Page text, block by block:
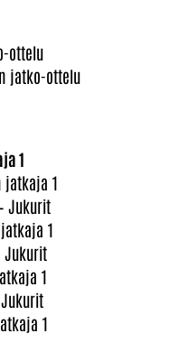
ottelu
jatko-ottelu
1
jatkaja 1
Jukurit
1
Jukurit
1
1